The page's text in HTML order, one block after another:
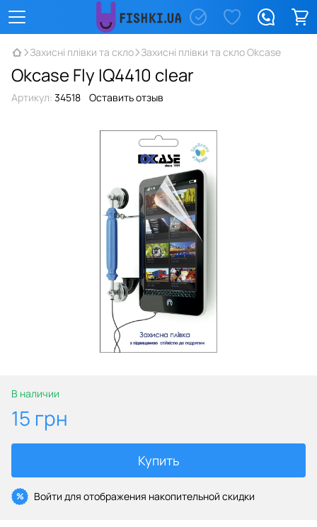
Захисні плівки та скло Захисні плівки та скло Okcase
Okcase Fly IQ4410 clear
Артикул: 34518 Оставить отзыв
В наличии
15 грн
Купить
% Войти для отображения накопительной скидки